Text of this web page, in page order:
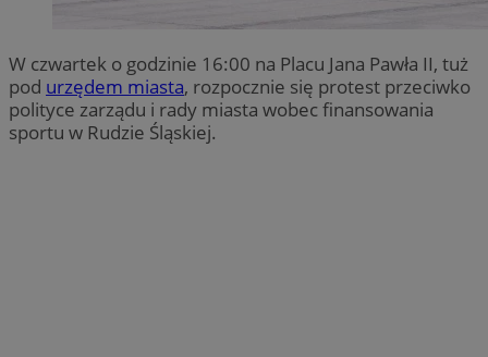
W czwartek o godzinie 16:00 na Placu Jana Pawła II, tuż
pod urzędem miasta, rozpocznie się protest przeciwko
polityce zarządu i rady miasta wobec finansowania
sportu w Rudzie Śląskiej.